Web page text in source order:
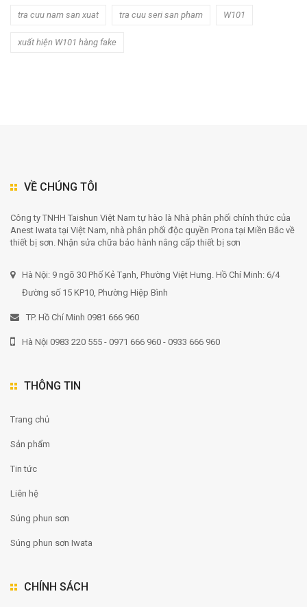
tra cuu nam san xuat tra cuu seri san pham W101
xuất hiện W101 hàng fake
VỀ CHÚNG TÔI
Công ty TNHH Taishun Việt Nam tự hào là Nhà phân phối chính thức của
Anest Iwata tại Việt Nam, nhà phân phối độc quyền Prona tại Miền Bắc về
thiết bị sơn. Nhận sửa chữa bảo hành nâng cấp thiết bị sơn
Hà Nội: 9 ngõ 30 Phố Kẻ Tạnh, Phường Việt Hưng. Hồ Chí Minh: 6/4
Đường số 15 KP10, Phường Hiệp Bình
TP. Hồ Chí Minh 0981 666 960
Hà Nội 0983 220 555 - 0971 666 960 - 0933 666 960
THÔNG TIN
Trang chủ
Sản phẩm
Tin tức
Liên hệ
Súng phun sơn
Súng phun sơn Iwata
CHÍNH SÁCH